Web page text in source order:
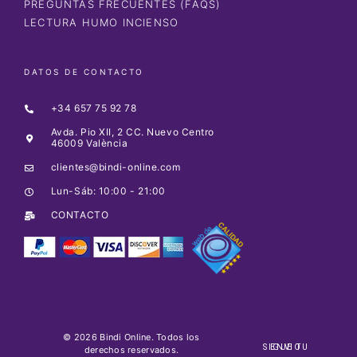
PREGUNTAS FRECUENTES (FAQS)
LECTURA HUMO INCIENSO
DATOS DE CONTACTO
+34 657 75 92 78
Avda. Pio XII, 2 CC. Nuevo Centro
46009 València
clientes@bindi-online.com
Lun-Sáb: 10:00 - 21:00
CONTACTO
© 2026 Bindi Online. Todos los
derechos reservados.
SIGUE TU ENVIO